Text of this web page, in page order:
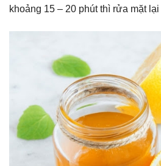
khoảng 15 – 20 phút thì rửa mặt